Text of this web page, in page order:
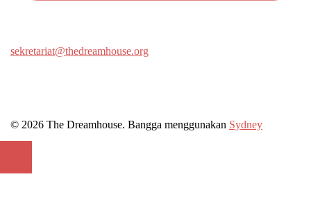
sekretariat@thedreamhouse.org
© 2026 The Dreamhouse. Bangga menggunakan Sydney